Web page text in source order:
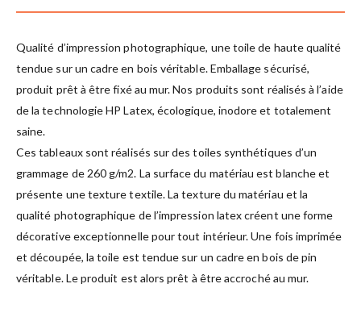
Qualité d’impression photographique, une toile de haute qualité
tendue sur un cadre en bois véritable. Emballage sécurisé,
produit prêt à être fixé au mur. Nos produits sont réalisés à l’aide
de la technologie HP Latex, écologique, inodore et totalement
saine.
Ces tableaux sont réalisés sur des toiles synthétiques d’un
grammage de 260 g/m2. La surface du matériau est blanche et
présente une texture textile. La texture du matériau et la
qualité photographique de l’impression latex créent une forme
décorative exceptionnelle pour tout intérieur. Une fois imprimée
et découpée, la toile est tendue sur un cadre en bois de pin
véritable. Le produit est alors prêt à être accroché au mur.